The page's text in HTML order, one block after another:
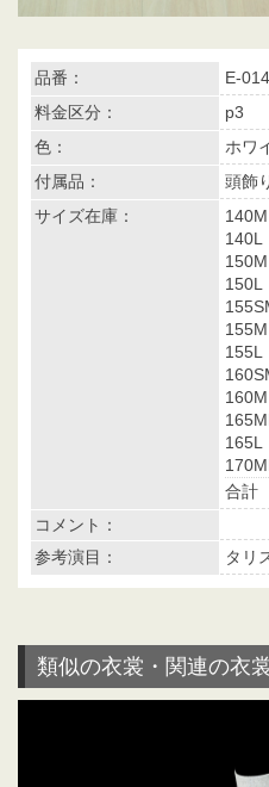
品番：
E-014
料金区分：
p3
色：
ホワ
付属品：
頭飾
サイズ在庫：
合計
コメント：
参考演目：
タリ
類似の衣裳・関連の衣